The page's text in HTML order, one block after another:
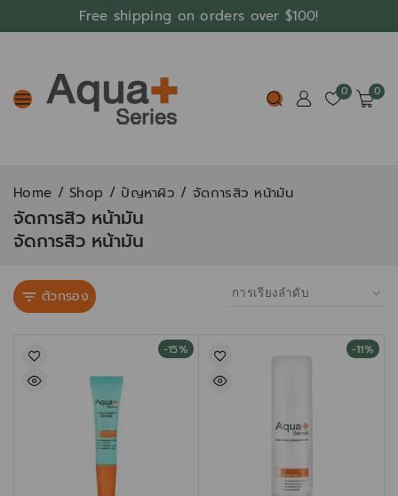
Free shipping on orders over $100!
0 0
Home / Shop / ปัญหาผิว / จัดการสิว หน้ามัน
จัดการสิว หน้ามัน
จัดการสิว หน้ามัน
ตัวกรอง
-15% -11%